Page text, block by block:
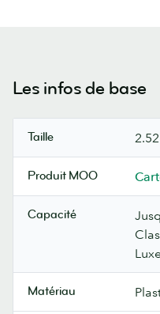
Les infos de base
Taille
Produit MOO
Capacité
Matériau